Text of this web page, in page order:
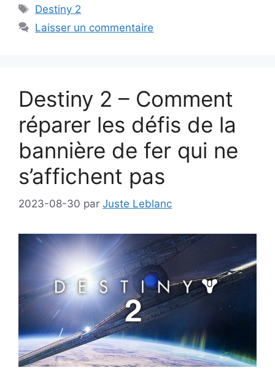
Étiquettes
Destiny 2
Laisser un commentaire
Destiny 2 – Comment
réparer les défis de la
bannière de fer qui ne
s’affichent pas
2023-08-30 par Juste Leblanc